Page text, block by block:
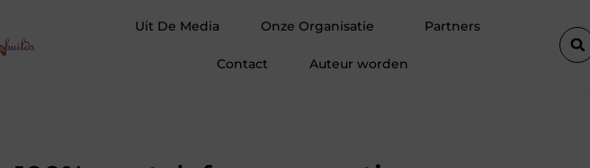
inschakelt vóór de winter
Uit De Media Onze Organisatie Partners
Contact Auteur worden